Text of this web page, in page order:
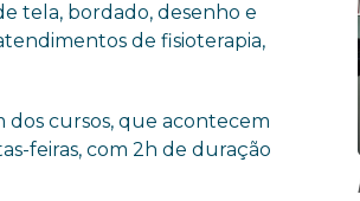
tela, bordado, desenho e
de fisioterapia,
dos cursos, que acontecem
feiras, com 2h de duração